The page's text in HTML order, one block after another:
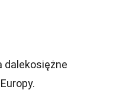
dalekosiężne